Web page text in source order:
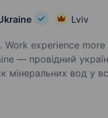
Lviv
Work experience
— провідний
мінеральних вод у
мінеральних вод, які